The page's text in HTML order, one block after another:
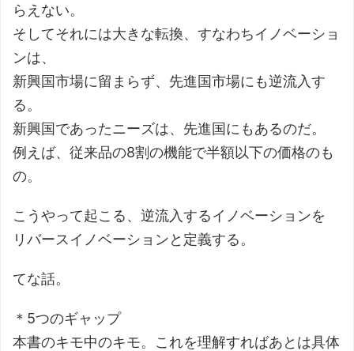
らえない。
そしてそれには大きな転換、すなわちイノベーショ
ンは、
新興国市場に留まらず、先進国市場にも逆流入す
る。
新興国であったニーズは、先進国にもあるのだ。
例えば、従来品の8割の機能で半額以下の価格のも
の。
こうやって起こる、逆流入するイノベーションを
リバースイノベーションと定義する。
てな話。
＊5つのギャップ
本書のキモ中のキモ。これを理解すればあとは具体